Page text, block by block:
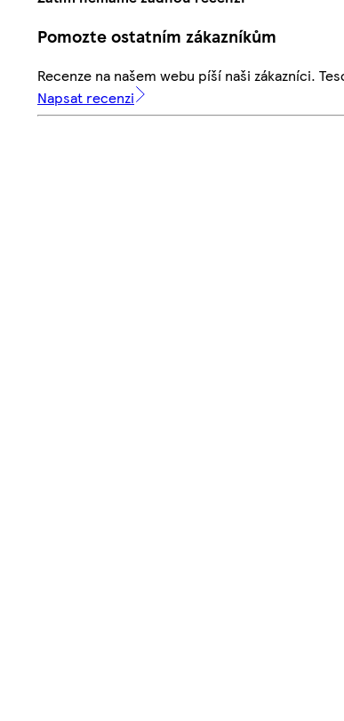
Pomozte ostatním zákazníkům
Recenze na našem webu píší naši zákazníci.
Napsat recenzi